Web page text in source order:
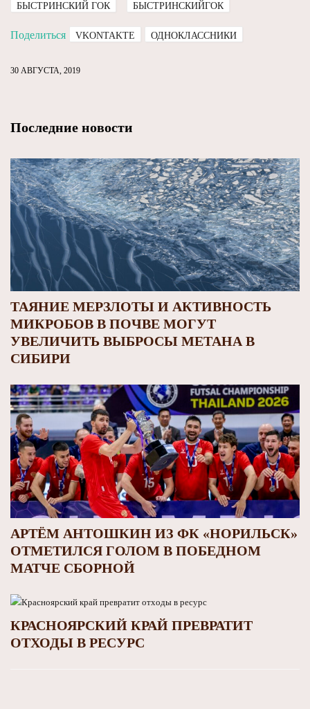
БЫСТРИНСКИЙ ГОК БЫСТРИНСКИЙГОК
Поделиться VKONTAKTE ОДНОКЛАССНИКИ
30 АВГУСТА, 2019
Последние новости
ТАЯНИЕ МЕРЗЛОТЫ И АКТИВНОСТЬ
МИКРОБОВ В ПОЧВЕ МОГУТ
УВЕЛИЧИТЬ ВЫБРОСЫ МЕТАНА В
СИБИРИ
АРТЁМ АНТОШКИН ИЗ ФК «НОРИЛЬСК»
ОТМЕТИЛСЯ ГОЛОМ В ПОБЕДНОМ
МАТЧЕ СБОРНОЙ
КРАСНОЯРСКИЙ КРАЙ ПРЕВРАТИТ
ОТХОДЫ В РЕСУРС